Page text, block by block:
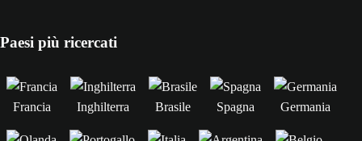
Paesi più ricercati
Francia Inghilterra Brasile Spagna Germania